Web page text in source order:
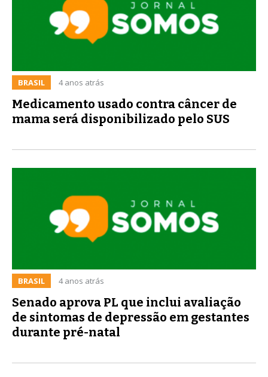
BRASIL 4 anos atrás
Medicamento usado contra câncer de
mama será disponibilizado pelo SUS
BRASIL 4 anos atrás
Senado aprova PL que inclui avaliação
de sintomas de depressão em gestantes
durante pré-natal